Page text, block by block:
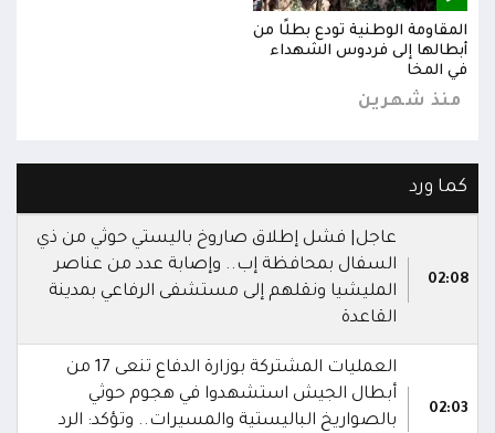
المقاومة الوطنية تودع بطلًا من
أبطالها إلى فردوس الشهداء
في المخا
منذ شهرين
كما ورد
02:08
عاجل| فشل إطلاق صاروخ باليستي حوثي من ذي
السفال بمحافظة إب.. وإصابة عدد من عناصر
المليشيا ونقلهم إلى مستشفى الرفاعي بمدينة
القاعدة
02:03
العمليات المشتركة بوزارة الدفاع تنعى 17 من
أبطال الجيش استشهدوا في هجوم حوثي
بالصواريخ الباليستية والمسيرات.. وتؤكد: الرد